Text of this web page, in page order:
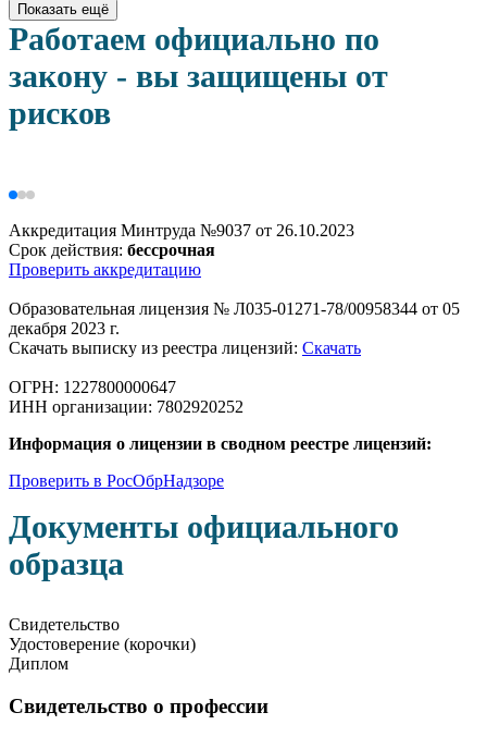
Показать ещё
Работаем официально по
закону - вы защищены от
рисков
Аккредитация Минтруда №9037 от 26.10.2023
Срок действия: бессрочная
Проверить аккредитацию
Образовательная лицензия № Л035-01271-78/00958344 от 05
декабря 2023 г.
Скачать выписку из реестра лицензий: Скачать
ОГРН: 1227800000647
ИНН организации: 7802920252
Информация о лицензии в сводном реестре лицензий:
Проверить в РосОбрНадзоре
Документы официального
образца
Свидетельство
Удостоверение (корочки)
Диплом
Свидетельство о профессии